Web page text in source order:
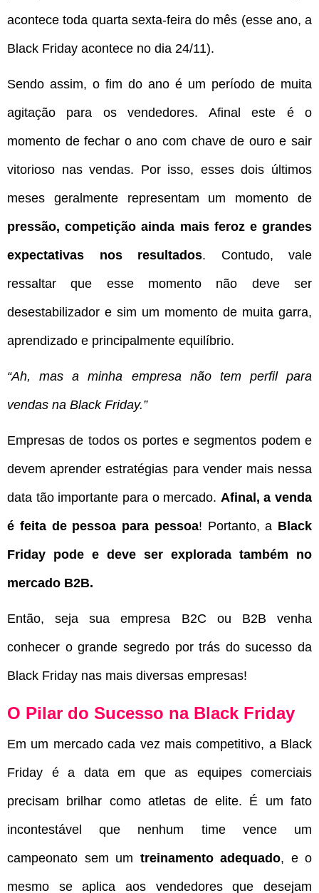
acontece toda quarta sexta-feira do mês (esse ano, a
Black Friday acontece no dia 24/11).
Sendo assim, o fim do ano é um período de muita
agitação para os vendedores. Afinal este é o
momento de fechar o ano com chave de ouro e sair
vitorioso nas vendas. Por isso, esses dois últimos
meses geralmente representam um momento de
pressão, competição ainda mais feroz e grandes
expectativas nos resultados. Contudo, vale
ressaltar que esse momento não deve ser
desestabilizador e sim um momento de muita garra,
aprendizado e principalmente equilíbrio.
“Ah, mas a minha empresa não tem perfil para
vendas na Black Friday.”
Empresas de todos os portes e segmentos podem e
devem aprender estratégias para vender mais nessa
data tão importante para o mercado. Afinal, a venda
é feita de pessoa para pessoa! Portanto, a Black
Friday pode e deve ser explorada também no
mercado B2B.
Então, seja sua empresa B2C ou B2B venha
conhecer o grande segredo por trás do sucesso da
Black Friday nas mais diversas empresas!
O Pilar do Sucesso na Black Friday
Em um mercado cada vez mais competitivo, a Black
Friday é a data em que as equipes comerciais
precisam brilhar como atletas de elite. É um fato
incontestável que nenhum time vence um
campeonato sem um treinamento adequado, e o
mesmo se aplica aos vendedores que desejam